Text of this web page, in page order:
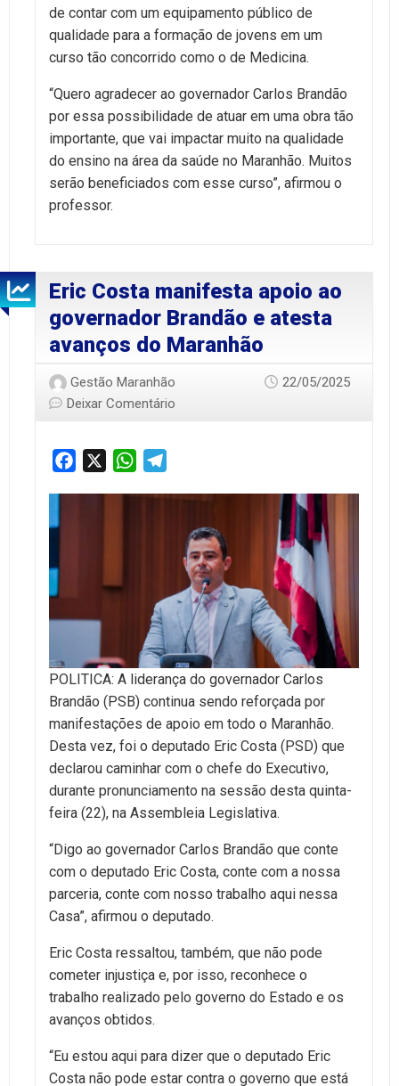
de contar com um equipamento público de
qualidade para a formação de jovens em um
curso tão concorrido como o de Medicina.
“Quero agradecer ao governador Carlos Brandão
por essa possibilidade de atuar em uma obra tão
importante, que vai impactar muito na qualidade
do ensino na área da saúde no Maranhão. Muitos
serão beneficiados com esse curso”, afirmou o
professor.
Eric Costa manifesta apoio ao
governador Brandão e atesta
avanços do Maranhão
Gestão Maranhão
22/05/2025
Deixar Comentário
Facebook WhatsApp
POLITICA: A liderança do governador Carlos
Brandão (PSB) continua sendo reforçada por
manifestações de apoio em todo o Maranhão.
Desta vez, foi o deputado Eric Costa (PSD) que
declarou caminhar com o chefe do Executivo,
durante pronunciamento na sessão desta quinta-
feira (22), na Assembleia Legislativa.
“Digo ao governador Carlos Brandão que conte
com o deputado Eric Costa, conte com a nossa
parceria, conte com nosso trabalho aqui nessa
Casa”, afirmou o deputado.
Eric Costa ressaltou, também, que não pode
cometer injustiça e, por isso, reconhece o
trabalho realizado pelo governo do Estado e os
avanços obtidos.
“Eu estou aqui para dizer que o deputado Eric
Costa não pode estar contra o governo que está